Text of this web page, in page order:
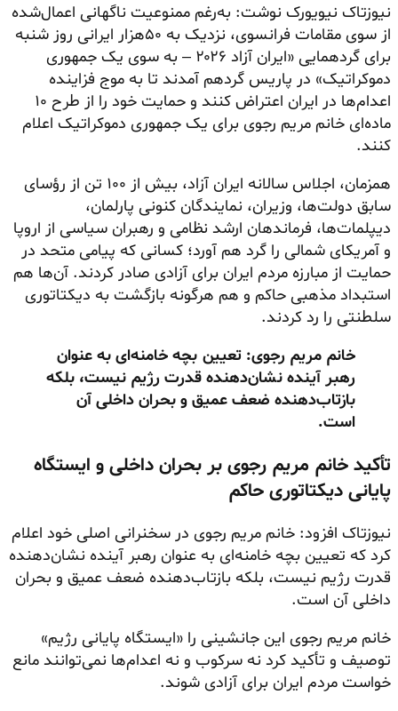
نیوزتاک نیویورک نوشت:‌ به‌رغم ممنوعیت ناگهانی اعمال‌شده
از سوی مقامات فرانسوی، نزدیک به ۵۰هزار ایرانی روز شنبه
برای گردهمایی «ایران آزاد ۲۰۲۶ – به سوی یک جمهوری
دموکراتیک» در پاریس گردهم آمدند تا به موج فزاینده
اعدام‌ها در ایران اعتراض کنند و حمایت خود را از طرح ۱۰
ماده‌ای خانم مریم رجوی برای یک جمهوری دموکراتیک اعلام
کنند.
همزمان، اجلاس سالانه ایران آزاد، بیش از ۱۰۰ تن از رؤسای
سابق دولت‌ها، وزیران، نمایندگان کنونی پارلمان،
دیپلمات‌ها، فرماندهان ارشد نظامی و رهبران سیاسی از اروپا
و آمریکای شمالی را گرد هم آورد؛ کسانی که پیامی متحد در
حمایت از مبارزه مردم ایران برای آزادی صادر کردند. آن‌ها هم
استبداد مذهبی حاکم و هم هرگونه بازگشت به دیکتاتوری
سلطنتی را رد کردند.
خانم مریم رجوی: تعیین بچه خامنه‌ای به عنوان
رهبر آینده نشان‌دهنده قدرت رژیم نیست، بلکه
بازتاب‌دهنده ضعف عمیق و بحران داخلی آن
است.
تأکید خانم مریم رجوی بر بحران داخلی و ایستگاه
پایانی دیکتاتوری حاکم
نیوزتاک افزود: خانم مریم رجوی در سخنرانی اصلی خود اعلام
کرد که تعیین بچه خامنه‌ای به عنوان رهبر آینده نشان‌دهنده
قدرت رژیم نیست، بلکه بازتاب‌دهنده ضعف عمیق و بحران
داخلی آن است.
خانم مریم رجوی این جانشینی را «ایستگاه پایانی رژیم»
توصیف و تأکید کرد نه سرکوب و نه اعدام‌ها نمی‌توانند مانع
خواست مردم ایران برای آزادی شوند.